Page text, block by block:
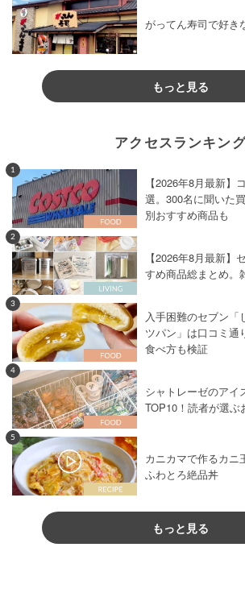
がってん寿司で好き
もっと見る
アクセスランキン
1
【2026年8月最新】
選。300名に聞いた
別おすすめ商品も
2
【2026年8月最新】
すめ商品総まとめ。
3
入手困難のセブン「
ツパン」は口コミ通
食べ方も検証
4
シャトレーゼのアイ
TOP10！読者が選ぶ
5
カニカマで作るカニ
ふわとろ絶品丼
もっと見る